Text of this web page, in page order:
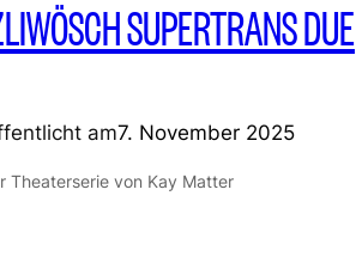
SUPERTRANS DUE
am7. November 2025
Theaterserie von Kay Matter